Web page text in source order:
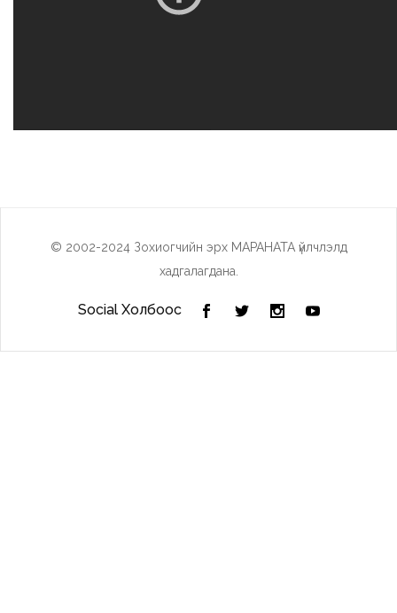
© 2002-2024 Зохиогчийн эрх МАРАНАТА үйлчлэлд
хадгалагдана.
Social Холбоос